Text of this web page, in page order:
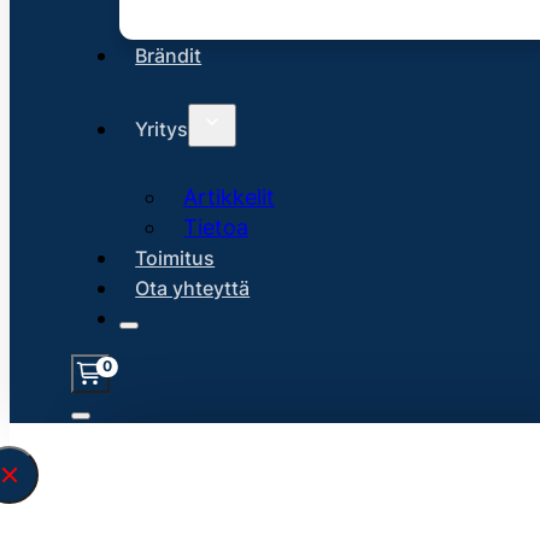
Brändit
Yritys
Artikkelit
Tietoa
Toimitus
Ota yhteyttä
0